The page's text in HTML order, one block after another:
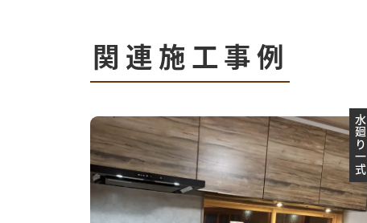
関連施工事例
水廻り一式